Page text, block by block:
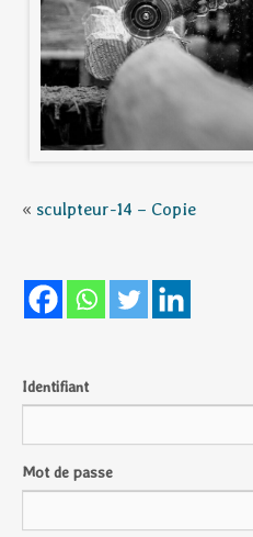
« sculpteur-14 – Copie
Identifiant
Mot de passe